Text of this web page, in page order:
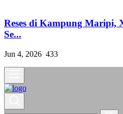
Reses di Kampung Maripi,
Se...
Jun 4, 2026 433